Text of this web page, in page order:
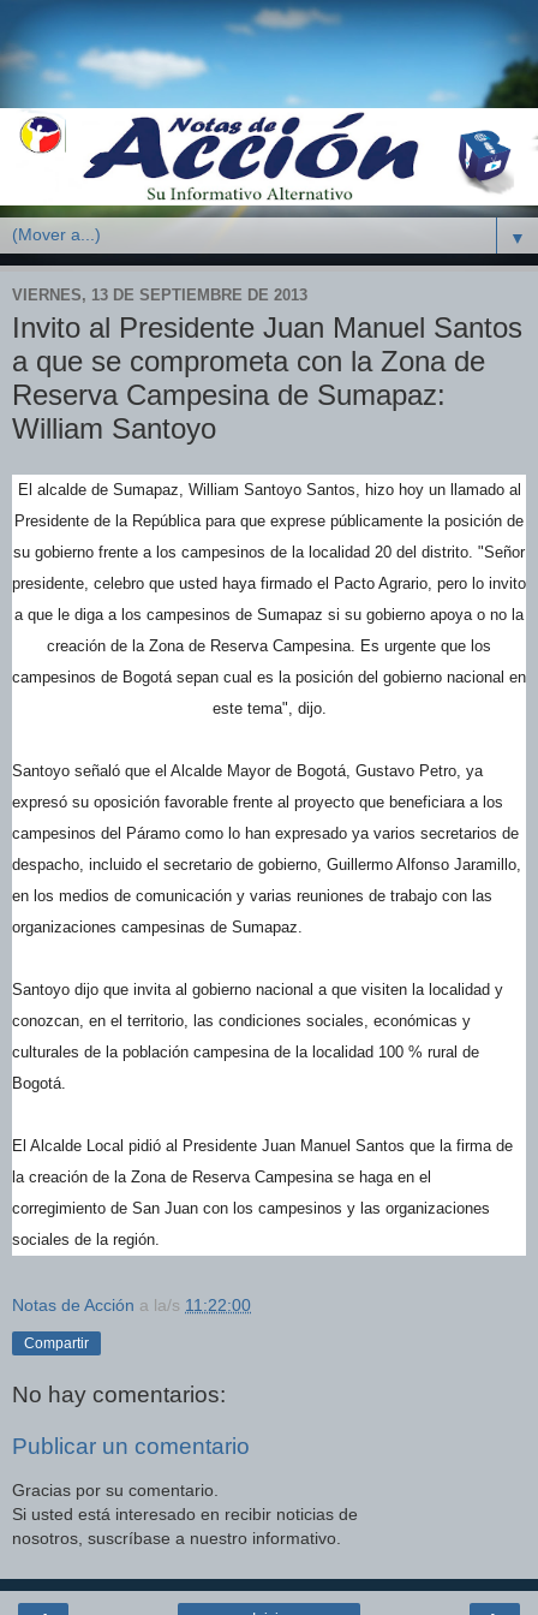
▼
VIERNES, 13 DE SEPTIEMBRE DE 2013
Invito al Presidente Juan Manuel Santos
a que se comprometa con la Zona de
Reserva Campesina de Sumapaz:
William Santoyo
El alcalde de Sumapaz, William Santoyo Santos, hizo hoy un llamado al
Presidente de la República para que exprese públicamente la posición de
su gobierno frente a los campesinos de la localidad 20 del distrito. "Señor
presidente, celebro que usted haya firmado el Pacto Agrario, pero lo invito
a que le diga a los campesinos de Sumapaz si su gobierno apoya o no la
creación de la Zona de Reserva Campesina. Es urgente que los
campesinos de Bogotá sepan cual es la posición del gobierno nacional en
este tema", dijo.
Santoyo señaló que el Alcalde Mayor de Bogotá, Gustavo Petro, ya
expresó su oposición favorable frente al proyecto que beneficiara a los
campesinos del Páramo como lo han expresado ya varios secretarios de
despacho, incluido el secretario de gobierno, Guillermo Alfonso Jaramillo,
en los medios de comunicación y varias reuniones de trabajo con las
organizaciones campesinas de Sumapaz.
Santoyo dijo que invita al gobierno nacional a que visiten la localidad y
conozcan, en el territorio, las condiciones sociales, económicas y
culturales de la población campesina de la localidad 100 % rural de
Bogotá.
El Alcalde Local pidió al Presidente Juan Manuel Santos que la firma de
la creación de la Zona de Reserva Campesina se haga en el
corregimiento de San Juan con los campesinos y las organizaciones
sociales de la región.
Notas de Acción a la/s 11:22:00
Compartir
No hay comentarios:
Publicar un comentario
Gracias por su comentario.
Si usted está interesado en recibir noticias de
nosotros, suscríbase a nuestro informativo.